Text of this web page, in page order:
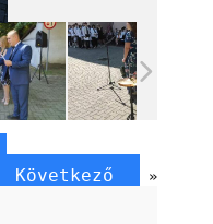
Következő
»